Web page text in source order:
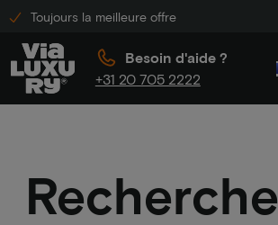
Toujours la meilleure offre
Besoin d'aide ?
+31 20 705 2222
Recherche